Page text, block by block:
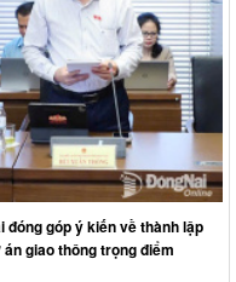
góp ý kiến về thành lập
giao thông trọng điểm